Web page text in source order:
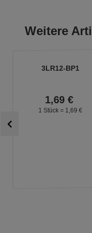
Weitere
3LR12-BP1
1,69 €
1 Stück = 1, 69 €